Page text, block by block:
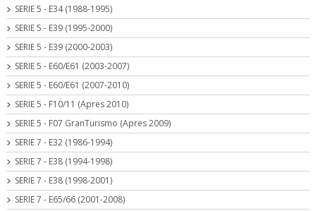
SERIE 5 - E34 (1988-1995)
SERIE 5 - E39 (1995-2000)
SERIE 5 - E39 (2000-2003)
SERIE 5 - E60/E61 (2003-2007)
SERIE 5 - E60/E61 (2007-2010)
SERIE 5 - F10/11 (Apres 2010)
SERIE 5 - F07 GranTurismo (Apres 2009)
SERIE 7 - E32 (1986-1994)
SERIE 7 - E38 (1994-1998)
SERIE 7 - E38 (1998-2001)
SERIE 7 - E65/66 (2001-2008)